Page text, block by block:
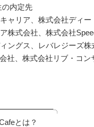
内定先
ャリア、株式会社ディー
株式会社、株式会社
ングス、レバレジーズ株
社、株式会社リブ・コン
とは？